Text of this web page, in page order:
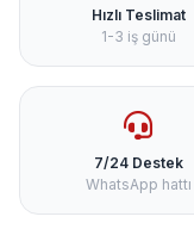
Hızlı Teslimat
1-3 iş günü
7/24 Destek
WhatsApp hattı